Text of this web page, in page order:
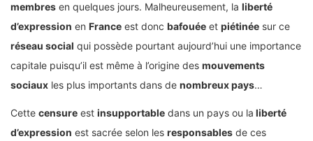
membres en quelques jours. Malheureusement, la liberté
d’expression en France est donc bafouée et piétinée sur ce
réseau social qui possède pourtant aujourd’hui une importance
capitale puisqu’il est même à l’origine des mouvements
sociaux les plus importants dans de nombreux pays…
Cette censure est insupportable dans un pays ou la liberté
d’expression est sacrée selon les responsables de ces